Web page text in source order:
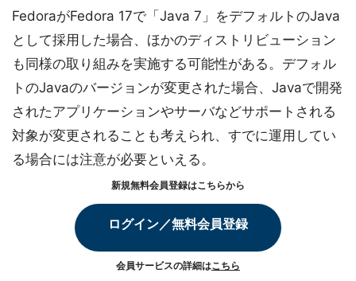
FedoraがFedora 17で「Java 7」をデフォルトのJava
として採用した場合、ほかのディストリビューション
も同様の取り組みを実施する可能性がある。デフォル
トのJavaのバージョンが変更された場合、Javaで開発
されたアプリケーションやサーバなどサポートされる
対象が変更されることも考えられ、すでに運用してい
る場合には注意が必要といえる。
新規無料会員登録はこちらから
ログイン／無料会員登録
会員サービスの詳細はこちら